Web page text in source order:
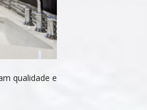
qualidade e